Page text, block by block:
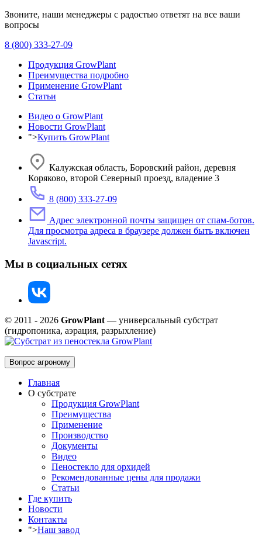
Звоните, наши менеджеры с радостью ответят на все ваши
вопросы
8 (800) 333-27-09
Продукция GrowPlant
Преимущества подробно
Применение GrowPlant
Статьи
Видео о GrowPlant
Новости GrowPlant
">Купить GrowPlant
Калужская область, Боровский район, деревня
Коряково, второй Северный проезд, владение 3
8 (800) 333-27-09
Адрес электронной почты защищен от спам-ботов.
Для просмотра адреса в браузере должен быть включен
Javascript.
Мы в социальных сетях
© 2011 - 2026 GrowPlant — универсальный субстрат
(гидропоника, аэрация, разрыхление)
Вопрос агроному
Главная
О субстрате
Продукция GrowPlant
Преимущества
Применение
Производство
Документы
Видео
Пеностекло для орхидей
Рекомендованные цены для продажи
Статьи
Где купить
Новости
Контакты
">Наш завод